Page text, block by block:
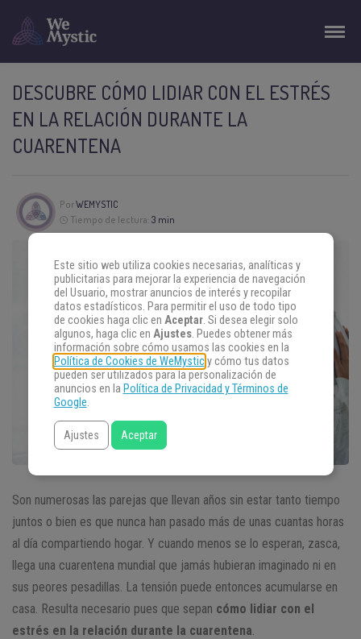
DESCUBRE CÓMO LIDIAR CON EL ESTRÉS
EN LA RELACIÓN DURANTE LA
CUARENTENA
PorWEMYSTIC
Tiempo de lectura: 3 min
Son numerosas las parejas que llevan años sin estar tanto tiempo
juntos o bien es que nunca han pasado más de unas cuantas horas
al día compartiendo hogar. Y cuando menos se lo esperan, zasca,
llega una cuarentena mundial que jamás hubieran imaginado ni en
sus peores pesadillas. La tensión puede entonces acumularse en
casa. Resulta necesario pues que sepan cómo lidiar con el
estrés en la relación durante la cuarentena
Este sitio web utiliza cookies necesarias, analíticas y
publicitarias para mejorar la experiencia de navegación
del Usuario, mostrar anuncios de interés y recopilar
datos estadísticos. Para permitir el uso de todo tipo
de cookies haga clic en Aceptar. Si desea elegir solo
algunos, haga clic en Ajustes. Puedes obtener más
información sobre cómo usamos las cookies en la
Política de Cookies de WeMysticy cómo tus datos
pueden ser utilizados para la personalización de
anuncios en la Política de Privacidad y Términos de
Google.
Ajustes Aceptar